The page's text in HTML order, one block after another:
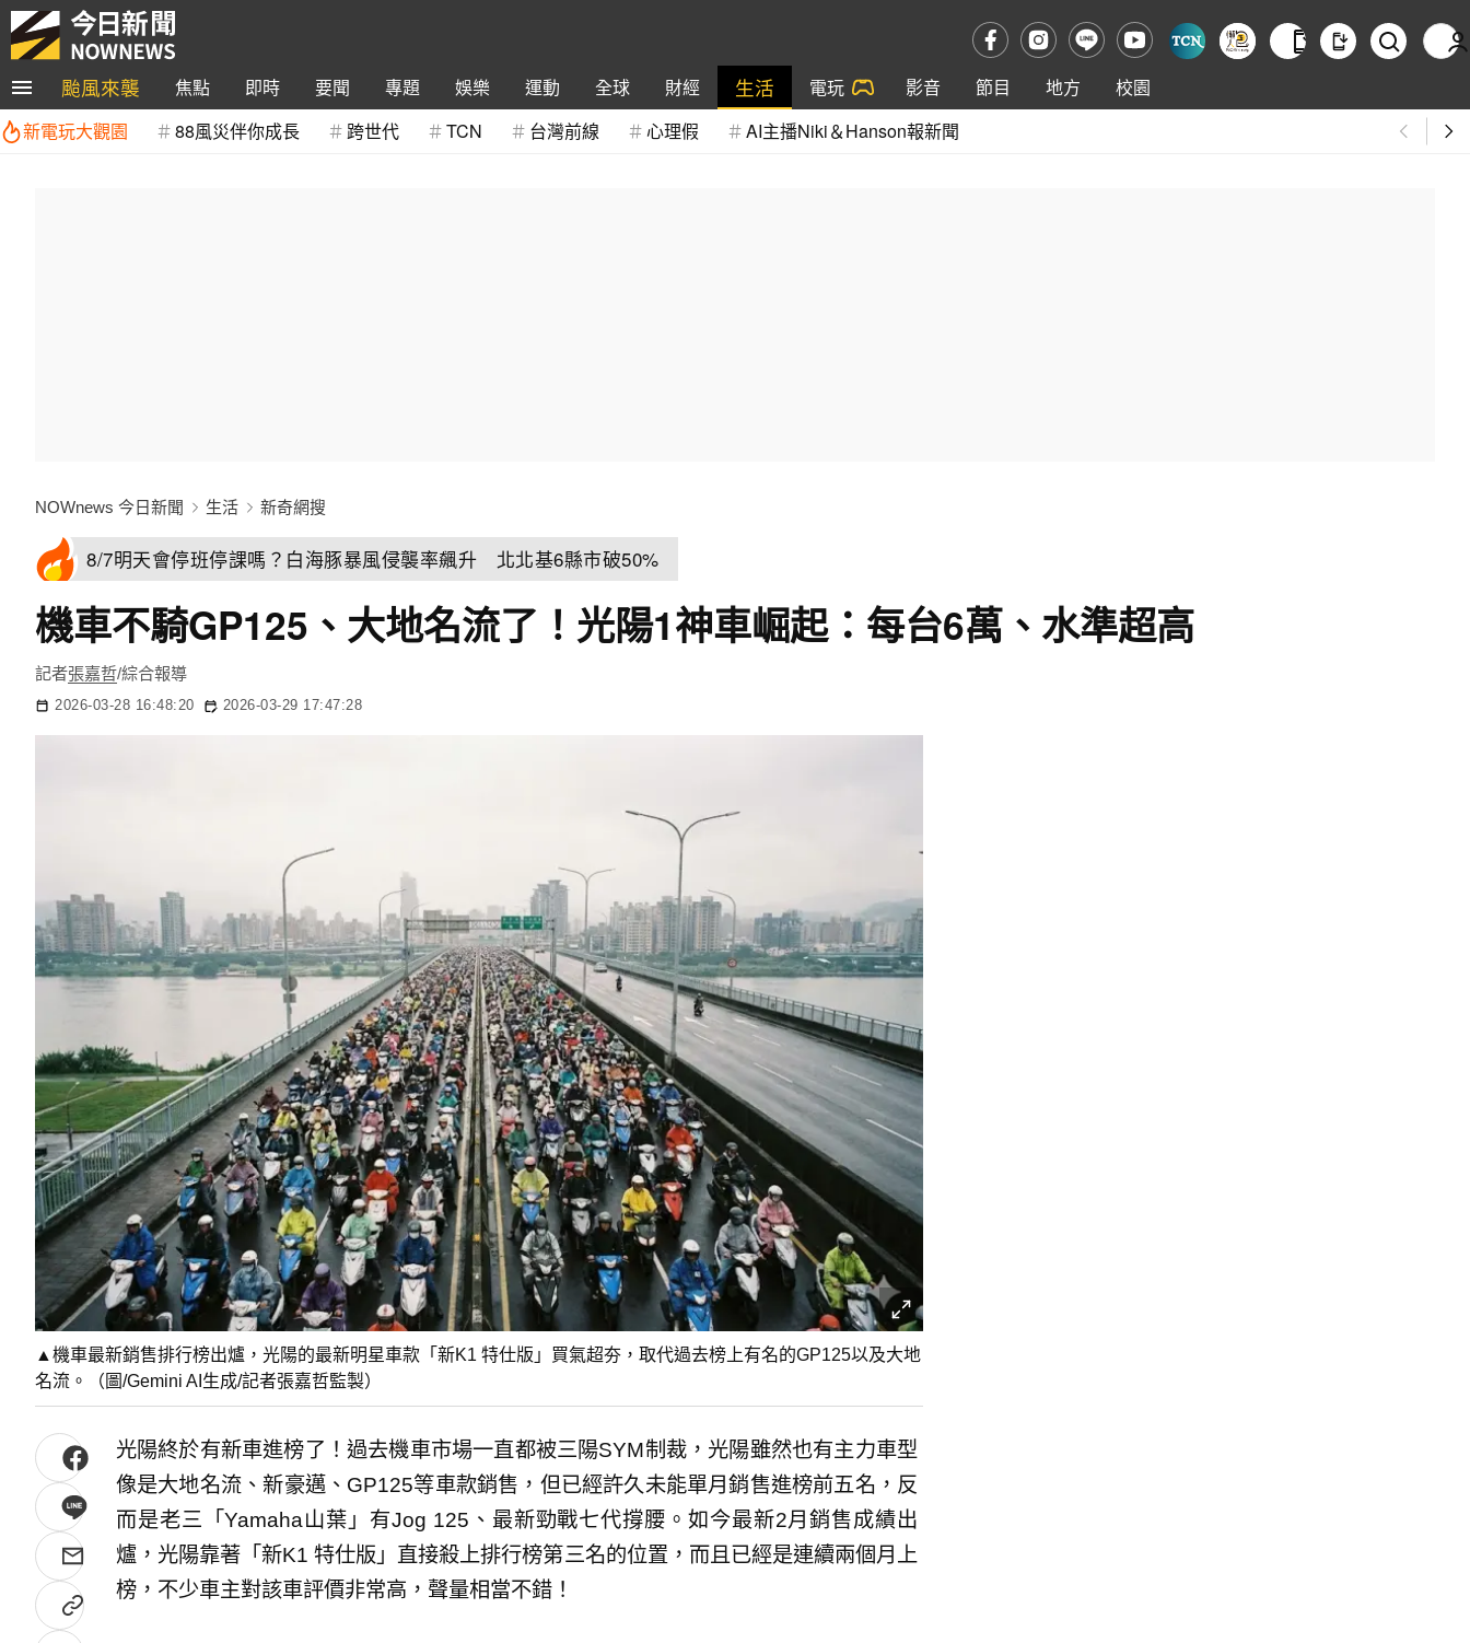
颱風來襲 焦點 即時 要聞 專題 娛樂 運動 全球 財經 生活 電玩 影音 節目 地方
校園
新電玩大觀園
88風災伴你成長 跨世代 TCN 台灣前線 心理假 AI主播Niki＆Hanson報新聞
NOWnews 今日新聞 生活 新奇網搜
8/7明天會停班停課嗎？白海豚暴風侵襲率飆升 北北基6縣市破50%
機車不騎GP125、大地名流了！光陽1神車崛起：每台6萬、水準超高
記者張嘉哲/綜合報導
2026-03-28 16:48:20 2026-03-29 17:47:28
▲機車最新銷售排行榜出爐，光陽的最新明星車款「新K1 特仕版」買氣超夯，取代過去榜上有名的GP125以及大地
名流。（圖/Gemini AI生成/記者張嘉哲監製）
光陽終於有新車進榜了！過去機車市場一直都被三陽SYM制裁，光陽雖然也有主力車型
像是大地名流、新豪邁、GP125等車款銷售，但已經許久未能單月銷售進榜前五名，反
而是老三「Yamaha山葉」有Jog 125、最新勁戰七代撐腰。如今最新2月銷售成績出
爐，光陽靠著「新K1 特仕版」直接殺上排行榜第三名的位置，而且已經是連續兩個月上
榜，不少車主對該車評價非常高，聲量相當不錯！